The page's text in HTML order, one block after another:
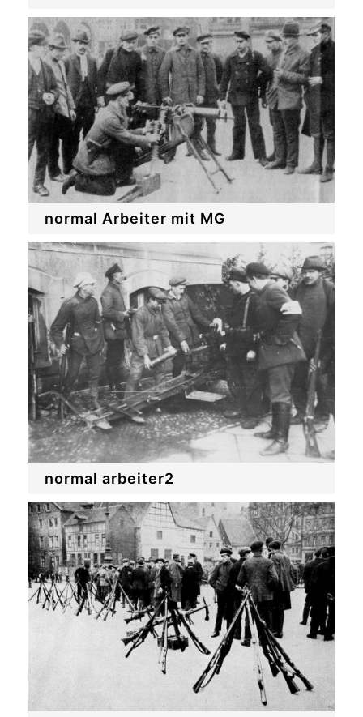
normal Arbeiter mit MG
normal arbeiter2